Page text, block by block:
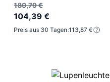
189,79 €
104,39 €
Preis aus 30 Tagen:113,87 €